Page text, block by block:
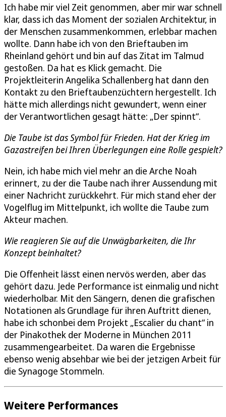
Ich habe mir viel Zeit genommen, aber mir war schnell
klar, dass ich das Moment der sozialen Architektur, in
der Menschen zusammenkommen, erlebbar machen
wollte. Dann habe ich von den Brieftauben im
Rheinland gehört und bin auf das Zitat im Talmud
gestoßen. Da hat es Klick gemacht. Die
Projektleiterin Angelika Schallenberg hat dann den
Kontakt zu den Brieftaubenzüchtern hergestellt. Ich
hätte mich allerdings nicht gewundert, wenn einer
der Verantwortlichen gesagt hätte: „Der spinnt“.
Die Taube ist das Symbol für Frieden. Hat der Krieg im
Gazastreifen bei Ihren Überlegungen eine Rolle gespielt?
Nein, ich habe mich viel mehr an die Arche Noah
erinnert, zu der die Taube nach ihrer Aussendung mit
einer Nachricht zurückkehrt. Für mich stand eher der
Vogelflug im Mittelpunkt, ich wollte die Taube zum
Akteur machen.
Wie reagieren Sie auf die Unwägbarkeiten, die Ihr
Konzept beinhaltet?
Die Offenheit lässt einen nervös werden, aber das
gehört dazu. Jede Performance ist einmalig und nicht
wiederholbar. Mit den Sängern, denen die grafischen
Notationen als Grundlage für ihren Auftritt dienen,
habe ich schonbei dem Projekt „Escalier du chant“ in
der Pinakothek der Moderne in München 2011
zusammengearbeitet. Da waren die Ergebnisse
ebenso wenig absehbar wie bei der jetzigen Arbeit für
die Synagoge Stommeln.
Weitere Performances